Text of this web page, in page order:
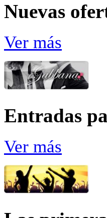
Nuevas
Ver más
Entradas
Ver más